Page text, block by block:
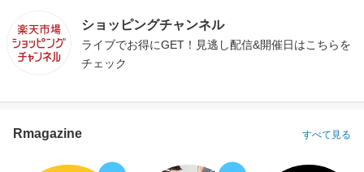
ショッピングチャンネル
ライブでお得にGET！見逃し配信&開催日はこちらを
チェック
Rmagazine すべて見る